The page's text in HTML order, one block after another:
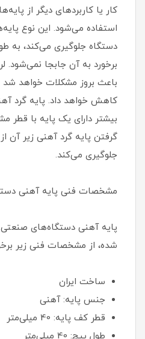
کار یا کاربردهای دیگر از
استفاده می‌شود. این نوع
دستگاه جلوگیری می‌کند، به
برخورد به آن جابجا نمی‌شود.
باعث بروز مشکلات خواهد شد
کاهش خواهد داد. پایه گرد
بیشتر دارای یک پایه با قطر
گرفتن پایه گرد آهنی زیر آن
جلوگیری می‌کند.
مشخصات فنی پایه آهنی
پایه آهنی دستگاه‌های صنعتی
شده، از مشخصات فنی زیر
ساخت ایران
جنس پایه: آهنی
قطر کف پایه: 40 میلی‌متر
طول پیچ: 40 میلی‌متر